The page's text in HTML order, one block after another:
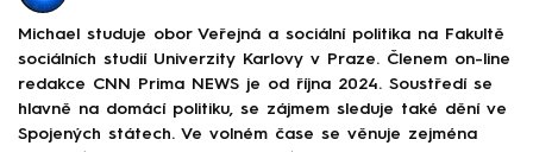
Michael studuje obor Veřejná a sociální politika na Fakultě
sociálních studií Univerzity Karlovy v Praze. Členem on-line
redakce CNN Prima NEWS je od října 2024. Soustředí se
hlavně na domácí politiku, se zájmem sleduje také dění ve
Spojených státech. Ve volném čase se věnuje zejména